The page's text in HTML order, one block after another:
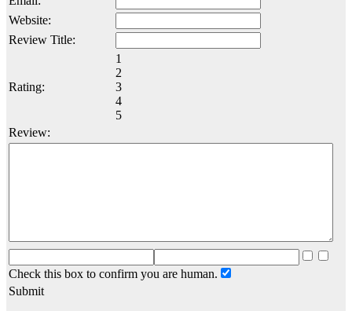
Website:
Review Title:
Rating:
1
2
3
4
5
Review:
Check this box to confirm you are human.
Submit